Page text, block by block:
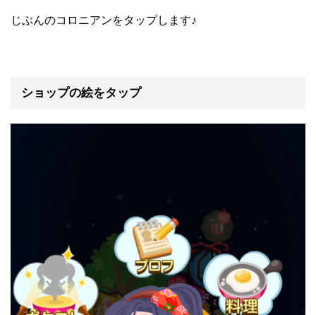
じぶんのコロニアンをタップします♪
ショップの絵をタップ